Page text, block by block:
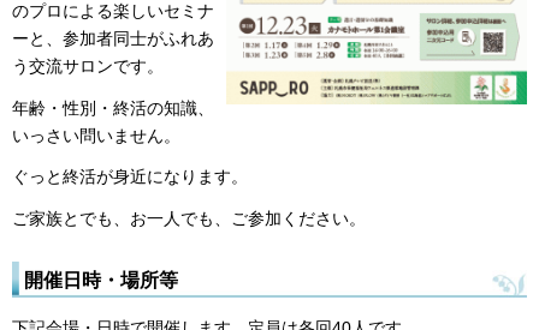
のプロによる楽しいセミナ
ーと、参加者同士がふれあ
う交流サロンです。
年齢・性別・終活の知識、
いっさい問いません。
ぐっと終活が身近になります。
ご家族とでも、お一人でも、ご参加ください。
開催日時・場所等